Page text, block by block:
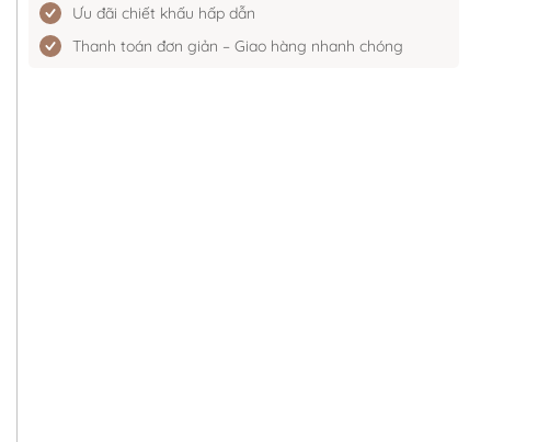
Ưu đãi chiết khấu hấp dẫn
Thanh toán đơn giản – Giao hàng nhanh chóng